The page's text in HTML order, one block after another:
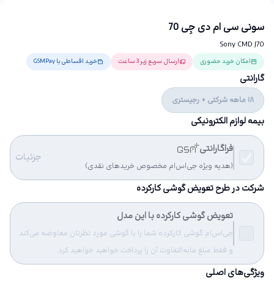
سونی سی ام دی جِی 70
Sony CMD J70
امکان خرید حضوری ارسال سریع زیر 3 ساعت خرید اقساطی با GSMPay
گارانتی
18 ماهه شرکتی + رجیستری
بیمه لوازم الکترونیکی
فراگارانتی
(هدیه ویژه جی‌اس‌ام مخصوص خریدهای نقدی)
جزئیات
شرکت در طرح تعویض گوشی کارکرده
تعویض گوشی کارکرده با این مدل
جی‌اس‌ام گوشی کارکرده شما را با گوشی مورد نظرتان معاوضه می‌کند
و فقط مبلغ مابه‌التفاوت آن را پرداخت خواهید خواهید کرد.
ویژگی‌های اصلی